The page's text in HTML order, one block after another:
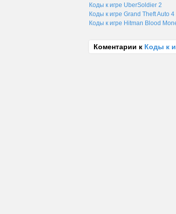
Коды к игре UberSoldier 2
Коды к игре Grand Theft Auto 4
Коды к игре Hitman Blood
Коментарии к Коды к